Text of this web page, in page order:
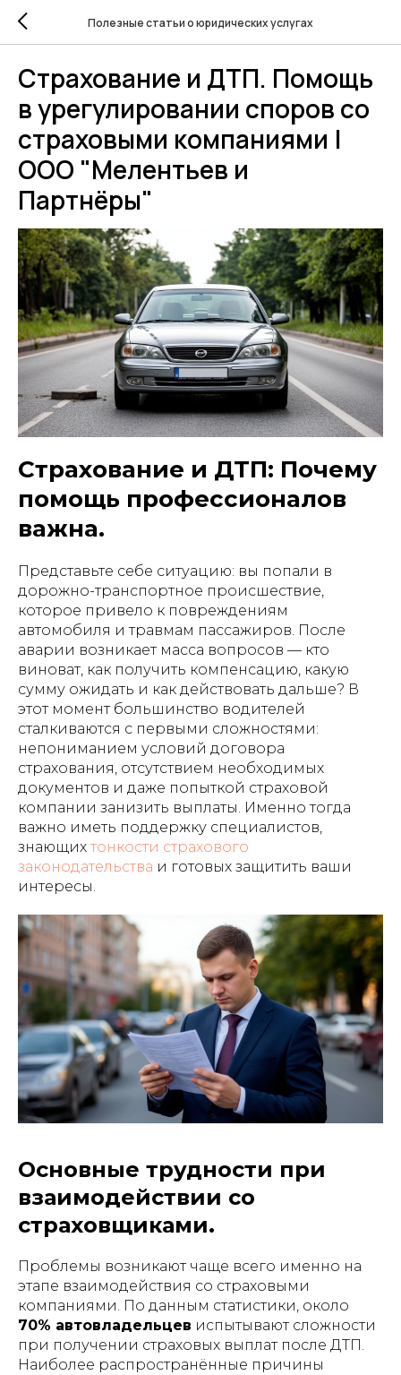
Полезные статьи о юридических услугах
Cтрахование и ДТП. Помощь
в урегулировании споров со
страховыми компаниями |
ООО "Мелентьев и
Партнёры"
Страхование и ДТП: Почему
помощь профессионалов
важна.
Представьте себе ситуацию: вы попали в
дорожно-транспортное происшествие,
которое привело к повреждениям
автомобиля и травмам пассажиров. После
аварии возникает масса вопросов — кто
виноват, как получить компенсацию, какую
сумму ожидать и как действовать дальше? В
этот момент большинство водителей
сталкиваются с первыми сложностями:
непониманием условий договора
страхования, отсутствием необходимых
документов и даже попыткой страховой
компании занизить выплаты. Именно тогда
важно иметь поддержку специалистов,
знающих тонкости страхового
законодательства и готовых защитить ваши
интересы.
Основные трудности при
взаимодействии со
страховщиками.
Проблемы возникают чаще всего именно на
этапе взаимодействия со страховыми
компаниями. По данным статистики, около
70% автовладельцев испытывают сложности
при получении страховых выплат после ДТП.
Наиболее распространённые причины